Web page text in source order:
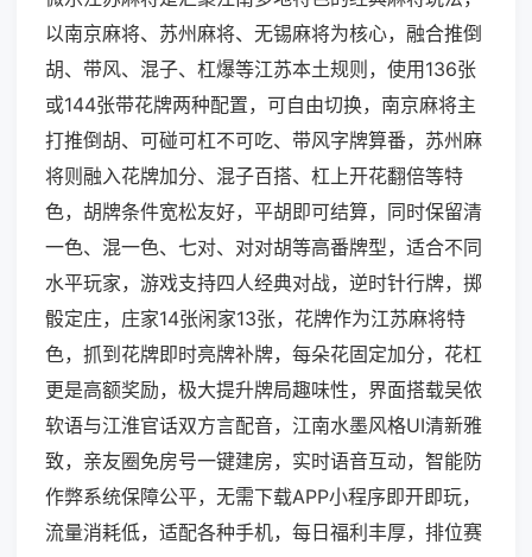
以南京麻将、苏州麻将、无锡麻将为核心，融合推倒
胡、带风、混子、杠爆等江苏本土规则，使用136张
或144张带花牌两种配置，可自由切换，南京麻将主
打推倒胡、可碰可杠不可吃、带风字牌算番，苏州麻
将则融入花牌加分、混子百搭、杠上开花翻倍等特
色，胡牌条件宽松友好，平胡即可结算，同时保留清
一色、混一色、七对、对对胡等高番牌型，适合不同
水平玩家，游戏支持四人经典对战，逆时针行牌，掷
骰定庄，庄家14张闲家13张，花牌作为江苏麻将特
色，抓到花牌即时亮牌补牌，每朵花固定加分，花杠
更是高额奖励，极大提升牌局趣味性，界面搭载吴侬
软语与江淮官话双方言配音，江南水墨风格UI清新雅
致，亲友圈免房号一键建房，实时语音互动，智能防
作弊系统保障公平，无需下载APP小程序即开即玩，
流量消耗低，适配各种手机，每日福利丰厚，排位赛